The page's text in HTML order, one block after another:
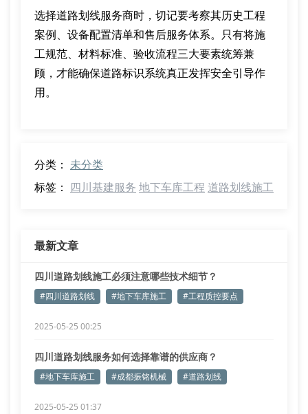
选择道路划线服务商时，切记要考察其历史工程
案例、设备配置清单和售后服务体系。只有将施
工规范、材料标准、验收流程三大要素统筹兼
顾，才能确保道路标识系统真正发挥安全引导作
用。
分类： 未分类
标签： 四川基建服务 地下车库工程 道路划线施工
最新文章
四川道路划线施工必须注意哪些技术细节？
#四川道路划线 #地下车库施工 #工程质控要点
2025-05-25 00:25
四川道路划线服务如何选择靠谱的供应商？
#地下车库施工 #成都振铭机械 #道路划线
2025-05-25 01:37